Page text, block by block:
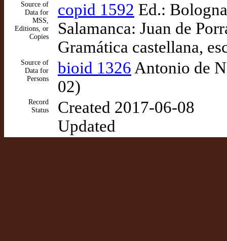
Source of
Data for
MSS,
Editions, or
Copies
copid 1592 Ed.:
Salamanca: Juan de
Gramática castellana,
Source of
Data for
Persons
bioid 1326 Antonio de
02)
Record
Status
Created 2017-06-08
Updated